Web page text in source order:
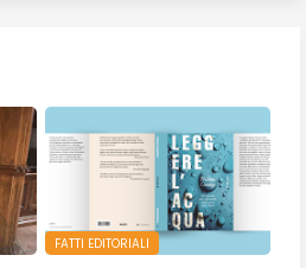
FATTI EDITORIALI